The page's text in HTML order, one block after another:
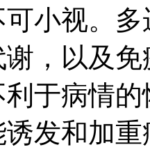
小视。
，以及
于病情
发和加